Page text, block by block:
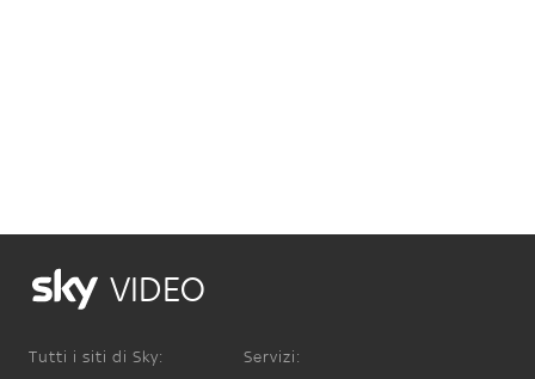
VIDEO
Tutti i siti di Sky: Servizi: